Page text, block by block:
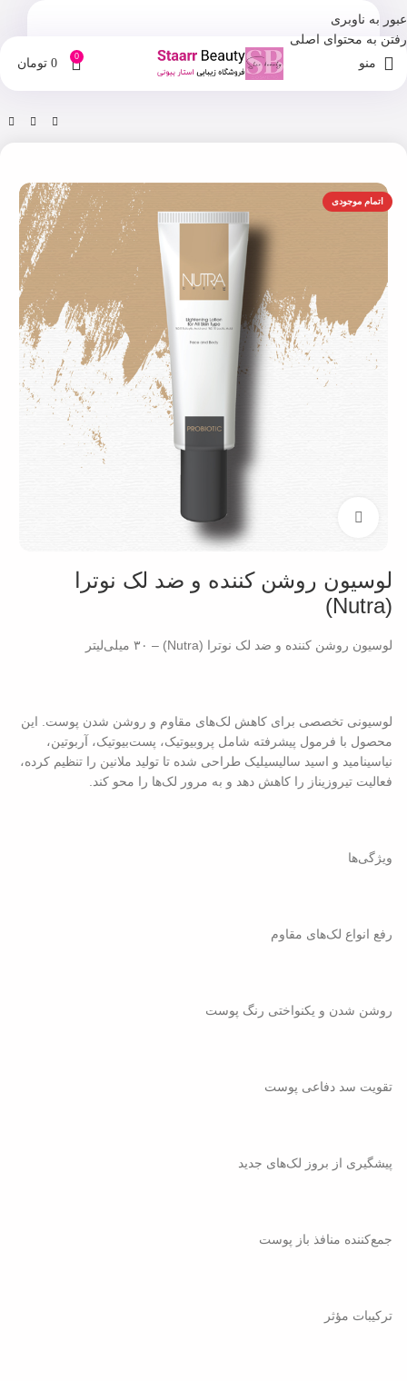
عبور به ناوبری
رفتن به محتوای اصلی
منو 0
0 تومان
خانه مراقبت صورت
اتمام موجودی
لوسیون روشن کننده و ضد لک نوترا
(Nutra)
لوسیون روشن‌ کننده و ضد لک نوترا (Nutra) – ۳۰ میلی‌لیتر
لوسیونی تخصصی برای کاهش لک‌های مقاوم و روشن شدن پوست. این
محصول با فرمول پیشرفته شامل پروبیوتیک، پست‌بیوتیک، آربوتین،
نیاسینامید و اسید سالیسیلیک طراحی شده تا تولید ملانین را تنظیم کرده،
فعالیت تیروزیناز را کاهش دهد و به مرور لک‌ها را محو کند.
ویژگی‌ها
رفع انواع لک‌های مقاوم
روشن شدن و یکنواختی رنگ پوست
تقویت سد دفاعی پوست
پیشگیری از بروز لک‌های جدید
جمع‌کننده منافذ باز پوست
ترکیبات مؤثر